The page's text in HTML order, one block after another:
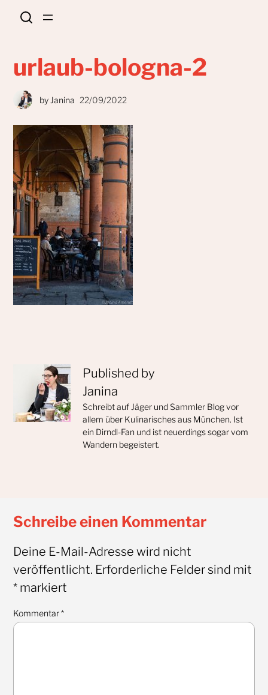
urlaub-bologna-2
by Janina 22/09/2022
Published by
Janina
Schreibt auf Jäger und Sammler Blog vor
allem über Kulinarisches aus München. Ist
ein Dirndl-Fan und ist neuerdings sogar vom
Wandern begeistert.
Schreibe einen Kommentar
Deine E-Mail-Adresse wird nicht
veröffentlicht. Erforderliche Felder sind mit
*markiert
Kommentar*